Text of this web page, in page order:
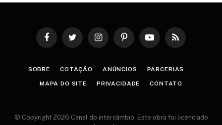
FacebookTwitter InstagramPinterestYouTubeRSS
SOBRE COTAÇÃO ANÚNCIOS PARCERIAS
MAPA DO SITE PRIVACIDADE CONTATO
© Copyright 2026 Canal do intercâmbio. Este obra foi licenciado